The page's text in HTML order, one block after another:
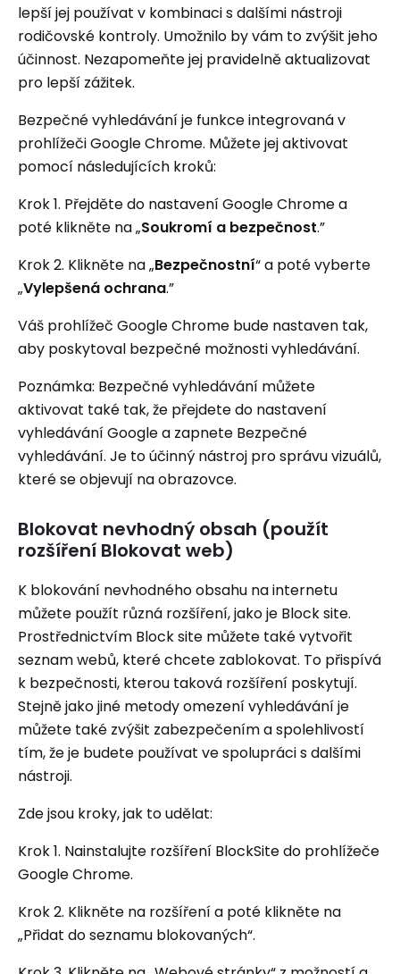
lepší jej používat v kombinaci s dalšími nástroji
rodičovské kontroly. Umožnilo by vám to zvýšit jeho
účinnost. Nezapomeňte jej pravidelně aktualizovat
pro lepší zážitek.
Bezpečné vyhledávání je funkce integrovaná v
prohlížeči Google Chrome. Můžete jej aktivovat
pomocí následujících kroků:
Krok 1. Přejděte do nastavení Google Chrome a
poté klikněte na „Soukromí a bezpečnost.”
Krok 2. Klikněte na „Bezpečnostní“ a poté vyberte
„Vylepšená ochrana.”
Váš prohlížeč Google Chrome bude nastaven tak,
aby poskytoval bezpečné možnosti vyhledávání.
Poznámka: Bezpečné vyhledávání můžete
aktivovat také tak, že přejdete do nastavení
vyhledávání Google a zapnete Bezpečné
vyhledávání. Je to účinný nástroj pro správu vizuálů,
které se objevují na obrazovce.
Blokovat nevhodný obsah (použít
rozšíření Blokovat web)
K blokování nevhodného obsahu na internetu
můžete použít různá rozšíření, jako je Block site.
Prostřednictvím Block site můžete také vytvořit
seznam webů, které chcete zablokovat. To přispívá
k bezpečnosti, kterou taková rozšíření poskytují.
Stejně jako jiné metody omezení vyhledávání je
můžete také zvýšit zabezpečením a spolehlivostí
tím, že je budete používat ve spolupráci s dalšími
nástroji.
Zde jsou kroky, jak to udělat:
Krok 1. Nainstalujte rozšíření BlockSite do prohlížeče
Google Chrome.
Krok 2. Klikněte na rozšíření a poté klikněte na
„Přidat do seznamu blokovaných“.